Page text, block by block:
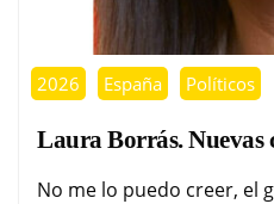
2026 España Políticos
Laura Borrás. Nuevas
No me lo puedo creer, el